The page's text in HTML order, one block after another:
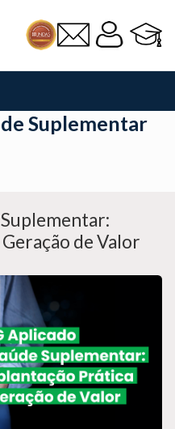
Suplementar
Suplementar:
de Valor